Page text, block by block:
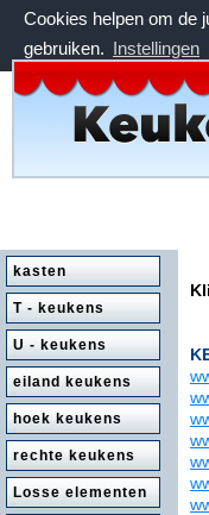
Cookies helpen om de
gebruiken. Instellingen
vrijdag 7 augustus 2026,
kasten
T - keukens
U - keukens
eiland keukens
hoek keukens
rechte keukens
Losse elementen